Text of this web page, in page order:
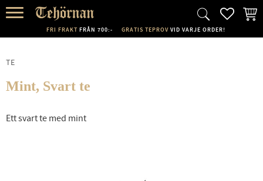
FRI FRAKT FRÅN 700:- GRATIS TEPROV VID VARJE ORDER!
TE
Mint, Svart te
Ett svart te med mint